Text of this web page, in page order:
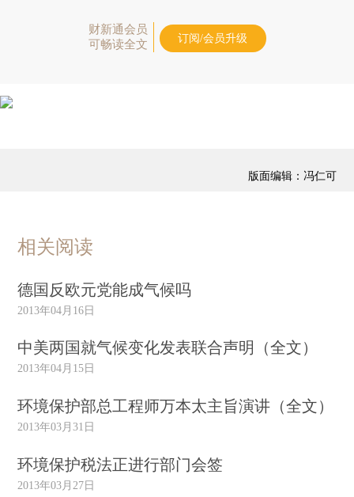
财新通会员
可畅读全文
订阅/会员升级
版面编辑：冯仁可
相关阅读
德国反欧元党能成气候吗
2013年04月16日
中美两国就气候变化发表联合声明（全文）
2013年04月15日
环境保护部总工程师万本太主旨演讲（全文）
2013年03月31日
环境保护税法正进行部门会签
2013年03月27日